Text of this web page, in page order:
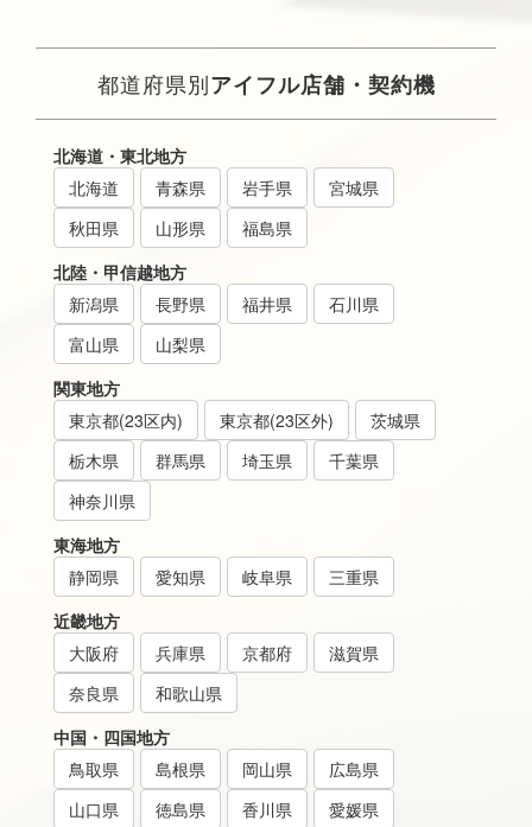
都道府県別アイフル店舗・契約機
北海道・東北地方
北海道
青森県 岩手県
宮城県
秋田県
山形県
福島県
北陸・甲信越地方
新潟県
長野県 福井県
石川県
富山県
山梨県
関東地方
東京都(23区内)
東京都(23区外)
茨城県
栃木県
群馬県 埼玉県
千葉県
神奈川県
東海地方
静岡県
愛知県 岐阜県
三重県
近畿地方
大阪府
兵庫県 京都府
滋賀県
奈良県
和歌山県
中国・四国地方
鳥取県
島根県 岡山県
広島県
山口県
徳島県 香川県 愛媛県